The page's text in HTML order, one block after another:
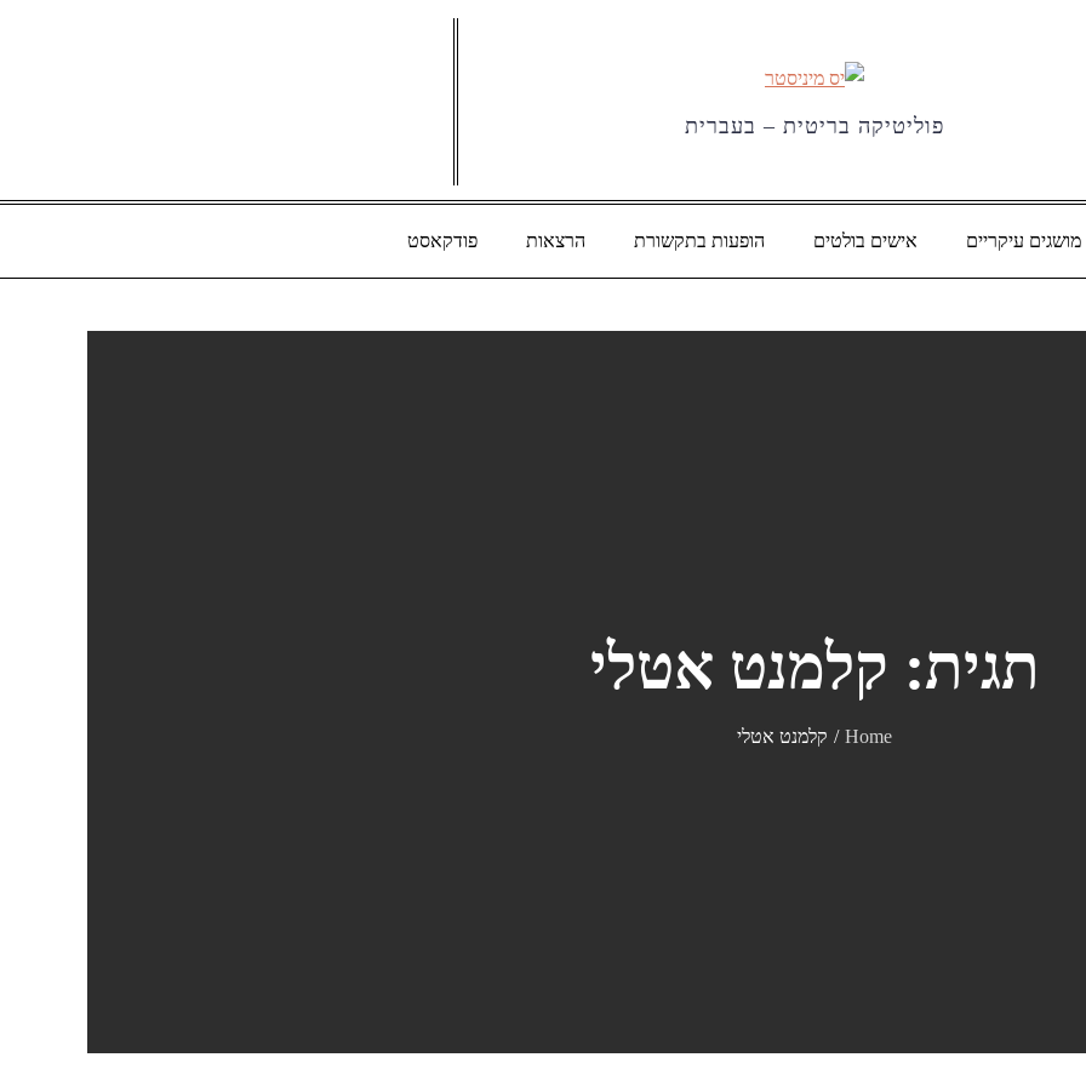
פוליטיקה בריטית – בעברית
מושגים עיקריים אישים בולטים הופעות בתקשורת הרצאות פודקאסט
תגית: קלמנט אטלי
Home קלמנט אטלי